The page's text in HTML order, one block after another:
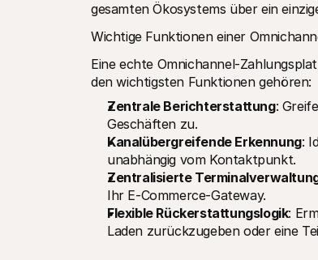
gesamten Ökosystems über ein
Wichtige Funktionen einer
Eine echte Omnichannel-
den wichtigsten Funktionen gehören:
Zentrale Berichterstattung:
Geschäften zu.
Kanalübergreifende Erkennung:
unabhängig vom Kontaktpunkt.
Zentralisierte
Ihr E-Commerce-Gateway.
Flexible Rückerstattungslogik:
Laden zurückzugeben oder eine